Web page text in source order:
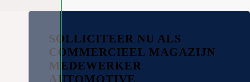
SOLLICITEER NU ALS
COMMERCIEEL MAGAZIJN
MEDEWERKER
AUTOMOTIVE